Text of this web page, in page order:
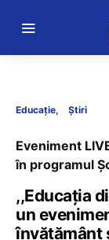
Educație Știri
Eveniment
în programul
,,Educația
un
învățământ